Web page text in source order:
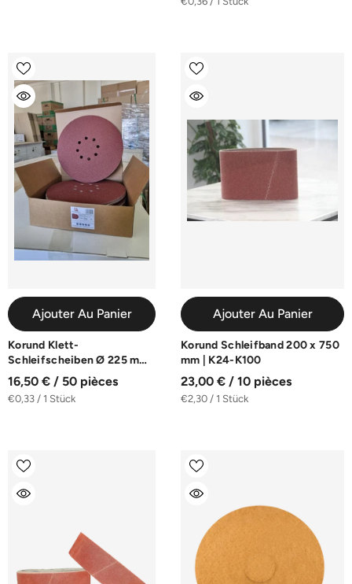
Ajouter Au Panier
Korund Klett-
Schleifscheiben Ø 225 mm
8-Loch | K40-K240
16,50 € / 50 pièces
€0,33 / 1 Stück
Ajouter Au Panier
Korund Schleifband 200 x 750
mm | K24-K100
23,00 € / 10 pièces
€2,30 / 1 Stück